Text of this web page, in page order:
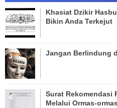
Khasiat Dzikir
Bikin Anda Terkejut
Jangan Berlindung
Surat Rekomendasi
Melalui Ormas-